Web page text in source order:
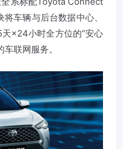
车辆与后台数据中心、
×24小时全方位的“安心
车联网服务。